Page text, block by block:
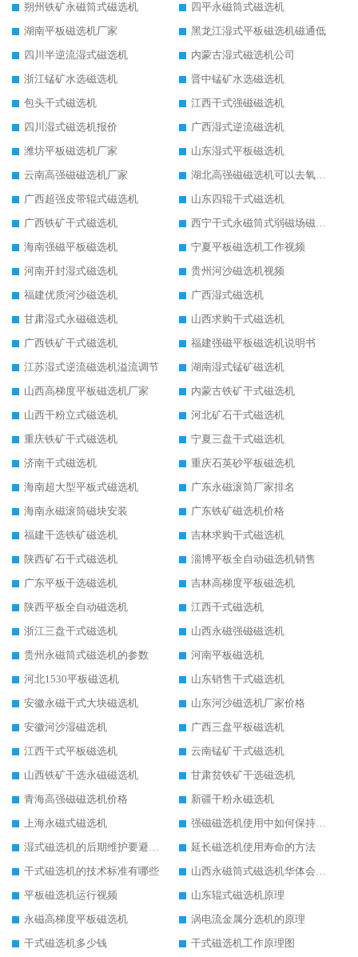
朔州铁矿永磁筒式磁选机
四平永磁筒式磁选机
湖南平板磁选机厂家
黑龙江湿式平板磁选机磁通低
四川半逆流湿式磁选机
内蒙古湿式磁选机公司
浙江锰矿水选磁选机
晋中锰矿水选磁选机
包头干式磁选机
江西干式强磁磁选机
四川湿式磁选机报价
广西湿式逆流磁选机
潍坊平板磁选机厂家
山东湿式平板磁选机
云南高强磁磁选机厂家
湖北高强磁磁选机可以去氧化铝
广西超强皮带辊式磁选机
山东四辊干式磁选机
广西铁矿干式磁选机
西宁干式永磁筒式弱磁场磁选机结构图
海南强磁平板磁选机
宁夏平板磁选机工作视频
河南开封湿式磁选机
贵州河沙磁选机视频
福建优质河沙磁选机
广西湿式磁选机
甘肃湿式永磁磁选机
山西求购干式磁选机
广西铁矿干式磁选机
福建强磁平板磁选机说明书
江苏湿式逆流磁选机溢流调节
湖南湿式锰矿磁选机
山西高梯度平板磁选机厂家
内蒙古铁矿干式磁选机
山西干粉立式磁选机
河北矿石干式磁选机
重庆铁矿干式磁选机
宁夏三盘干式磁选机
济南干式磁选机
重庆石英砂平板磁选机
海南超大型平板式磁选机
广东永磁滚筒厂家排名
海南永磁滚筒磁块安装
广东铁矿磁选机价格
福建干选铁矿磁选机
吉林求购干式磁选机
陕西矿石干式磁选机
淄博平板全自动磁选机销售
广东平板干选磁选机
吉林高梯度平板磁选机
陕西平板全自动磁选机
江西干式磁选机
浙江三盘干式磁选机
山西永磁强磁磁选机
贵州永磁筒式磁选机的参数
河南平板磁选机
河北1530平板磁选机
山东销售干式磁选机
安徽永磁干式大块磁选机
山东河沙磁选机厂家价格
安徽河沙湿磁选机
广西三盘平板磁选机
江西干式平板磁选机
云南锰矿干式磁选机
山西铁矿干选永磁磁选机
甘肃贫铁矿干选磁选机
青海高强磁磁选机价格
新疆干粉永磁选机
上海永磁式磁选机
强磁磁选机使用中如何保持其顺畅运行
湿式磁选机的后期维护要避开哪些坑
延长磁选机使用寿命的方法
干式磁选机的技术标准有哪些
山西永磁筒式磁选机华体会手机网页版-华体会(中国)
平板磁选机运行视频
山东辊式磁选机原理
永磁高梯度平板磁选机
涡电流金属分选机的原理
干式磁选机多少钱
干式磁选机工作原理图